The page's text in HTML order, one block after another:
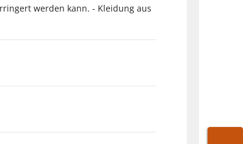
werden kann. - Kleidung aus